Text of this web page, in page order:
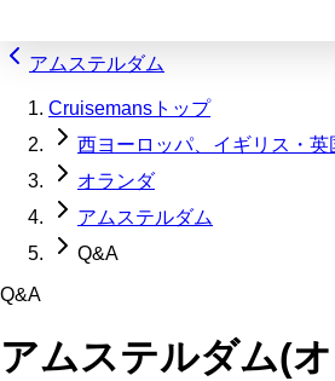
アムステルダム
Cruisemansトップ
西ヨーロッパ、イギリス・英
オランダ
アムステルダム
Q&A
Q&A
アムステルダム(